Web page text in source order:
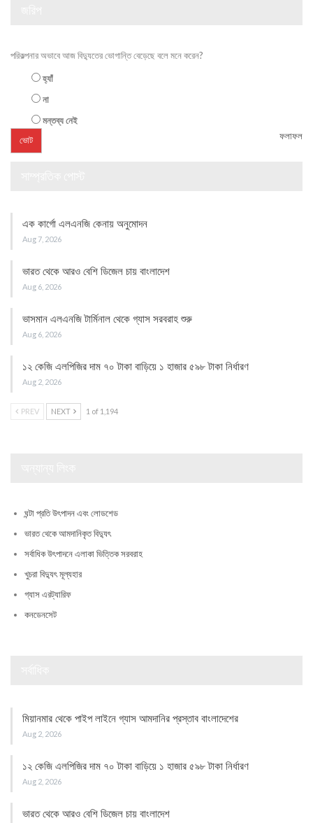
পরিকল্পনার অভাবে আজ বিদ্যুতের ভোগান্তি বেড়েছে বলে মনে করেন?
হ্যাঁ
না
মন্তব্য নেই
ফলাফল
এক কার্গো এলএনজি কেনায় অনুমোদন
Aug 7, 2026
ভারত থেকে আরও বেশি ডিজেল চায় বাংলাদেশ
Aug 6, 2026
ভাসমান এলএনজি টার্মিনাল থেকে গ্যাস সরবরাহ শুরু
Aug 6, 2026
১২ কেজি এলপিজির দাম ৭০ টাকা বাড়িয়ে ১ হাজার ৫৯৮ টাকা নির্ধারণ
Aug 2, 2026
PREV NEXT 1 of 1,194
ঘন্টা প্রতি উৎপাদন এবং লোডশেড
ভারত থেকে আমদানিকৃত বিদ্যুৎ
সর্বাধিক উৎপাদনে এলাকা ভিত্তিক সরবরাহ
খুচরা বিদ্যুৎ মূল্যহার
গ্যাস এরট্যারিফ
কনডেনসেট
মিয়ানমার থেকে পাইপ লাইনে গ্যাস আমদানির প্রস্তাব বাংলাদেশের
Aug 2, 2026
১২ কেজি এলপিজির দাম ৭০ টাকা বাড়িয়ে ১ হাজার ৫৯৮ টাকা নির্ধারণ
Aug 2, 2026
ভারত থেকে আরও বেশি ডিজেল চায় বাংলাদেশ